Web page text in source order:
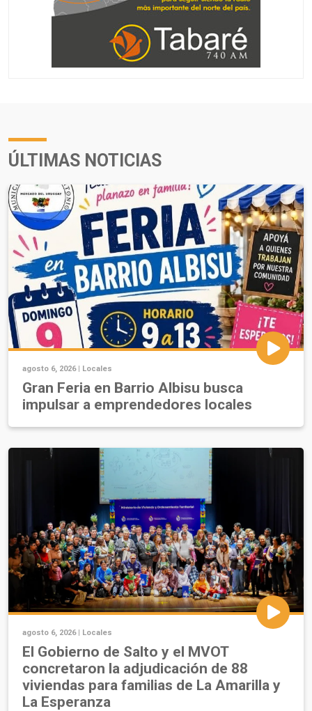
ÚLTIMAS NOTICIAS
agosto 6, 2026 | Locales
Gran Feria en Barrio Albisu busca
impulsar a emprendedores locales
agosto 6, 2026 | Locales
El Gobierno de Salto y el MVOT
concretaron la adjudicación de 88
viviendas para familias de La Amarilla y
La Esperanza